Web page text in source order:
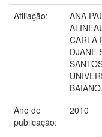
Afiliação:
ANA
CARLA
DJANE
BAIANO.
Ano de
publicação:
2010